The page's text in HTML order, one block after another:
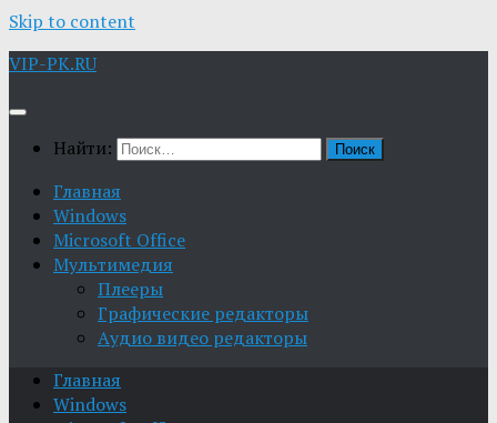
Skip to content
VIP-PK.RU
Найти:
Главная
Windows
Microsoft Office
Мультимедия
Плееры
Графические редакторы
Aудио видео редакторы
Главная
Windows